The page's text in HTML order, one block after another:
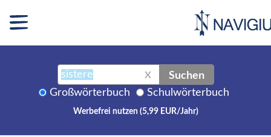
X Suchen
Großwörterbuch Schulwörterbuch
Werbefrei nutzen (5,99 EUR/Jahr)